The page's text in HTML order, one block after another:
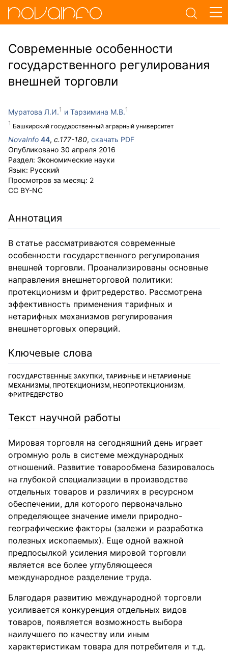
Современные особенности
государственного регулирования
внешней торговли
Муратова Л.И.
Башкирский государственный аграрный университет
Тарзимина М.В.
NovaInfo 44, с.177-180, скачать PDF
Опубликовано 30 апреля 2016
Раздел: Экономические науки
Язык: Русский
Просмотров за месяц: 2
CC BY-NC
Аннотация
В статье рассматриваются современные
особенности государственного регулирования
внешней торговли. Проанализированы основные
направления внешнеторговой политики:
протекционизм и фритредерство. Рассмотрена
эффективность применения тарифных и
нетарифных механизмов регулирования
внешнеторговых операций.
Ключевые слова
ГОСУДАРСТВЕННЫЕ ЗАКУПКИ, ТАРИФНЫЕ И НЕТАРИФНЫЕ
МЕХАНИЗМЫ, ПРОТЕКЦИОНИЗМ, НЕОПРОТЕКЦИОНИЗМ,
ФРИТРЕДЕРСТВО
Текст научной работы
Мировая торговля на сегодняшний день играет
огромную роль в системе международных
отношений. Развитие товарообмена базировалось
на глубокой специализации в производстве
отдельных товаров и различиях в ресурсном
обеспечении, для которого первоначально
определяющее значение имели природно-
географические факторы (залежи и разработка
полезных ископаемых). Еще одной важной
предпосылкой усиления мировой торговли
является все более углубляющееся
международное разделение труда.
Благодаря развитию международной торговли
усиливается конкуренция отдельных видов
товаров, появляется возможность выбора
наилучшего по качеству или иным
характеристикам товара для потребителя и т.д.